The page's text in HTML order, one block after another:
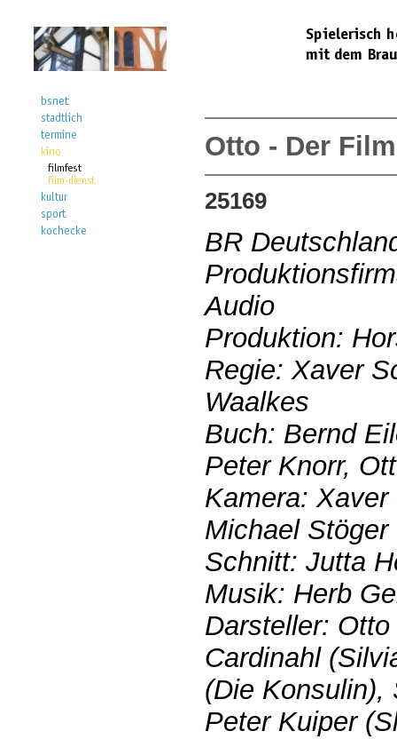
Otto - Der Film
25169
BR
Audio
Produktion:
Regie: Xaver
Waalkes
Buch: Bernd
Peter Knorr,
Kamera:
Michael Stöger
Schnitt: Jutta
Musik: Herb
Darsteller:
Cardinahl
(Die Konsulin),
Peter Kuiper